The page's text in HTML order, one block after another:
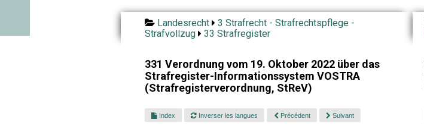
Landesrecht
3 Strafrecht - Strafrechtspflege -
Strafvollzug
33 Strafregister
331 Verordnung vom 19. Oktober 2022 über das
Strafregister-Informationssystem VOSTRA
(Strafregisterverordnung, StReV)
Index Inverser les langues Précédent Suivant